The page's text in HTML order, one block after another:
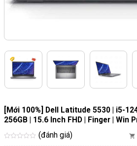
[Mới 100%] Dell Latitude 5530 | i5-
256GB | 15.6 Inch FHD | Finger | Win
(đánh giá)